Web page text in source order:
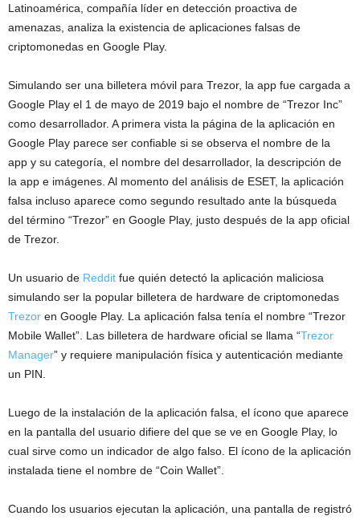
Latinoamérica, compañía líder en detección proactiva de
amenazas, analiza la existencia de aplicaciones falsas de
criptomonedas en Google Play.
Simulando ser una billetera móvil para Trezor, la app fue cargada a
Google Play el 1 de mayo de 2019 bajo el nombre de “Trezor Inc”
como desarrollador. A primera vista la página de la aplicación en
Google Play parece ser confiable si se observa el nombre de la
app y su categoría, el nombre del desarrollador, la descripción de
la app e imágenes. Al momento del análisis de ESET, la aplicación
falsa incluso aparece como segundo resultado ante la búsqueda
del término “Trezor” en Google Play, justo después de la app oficial
de Trezor.
Un usuario de Reddit fue quién detectó la aplicación maliciosa
simulando ser la popular billetera de hardware de criptomonedas
Trezor en Google Play. La aplicación falsa tenía el nombre “Trezor
Mobile Wallet”. Las billetera de hardware oficial se llama “Trezor
Manager” y requiere manipulación física y autenticación mediante
un PIN.
Luego de la instalación de la aplicación falsa, el ícono que aparece
en la pantalla del usuario difiere del que se ve en Google Play, lo
cual sirve como un indicador de algo falso. El ícono de la aplicación
instalada tiene el nombre de “Coin Wallet”.
Cuando los usuarios ejecutan la aplicación, una pantalla de registró